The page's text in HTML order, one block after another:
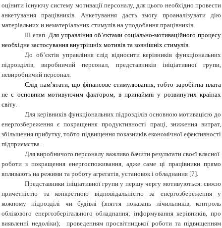
оцінити існуючу систему мотивації персоналу, для цього необхідно провести
анкетування працівників. Анкетування дасть змогу проаналізувати дію
матеріальних и нематеріальних стимулів на уподобання працівників.
ІІІ етап.Для управління об’єктами соціально-мотиваційного процесу
необхідне застосування внутрішніх мотивів та зовнішніх стимулів.
До об’єктів управління слід відносити керівників функціональних
підрозділів, виробничий персонал, представників ініціативної групи,
невиробничий персонал.
Слід пам’ятати, що фінансове стимулювання, тобто заробітна плата
не є основним мотивуючим фактором, в принаймні у розвинутих країнах
світу.
Для керівників функціональних підрозділів основною мотивацією до
енергозбереження є покращення продуктивності праці, зниження витрат,
збільшення прибутку, тобто підвищення показників економічної ефективності
підприємства.
Для виробничого персоналу важливо бачити результати своєї власної
роботи з покращення енергоспоживання, адже саме ці працівники прямо
впливають на режими та роботу агрегатів, установок і обладнання [7].
Представники ініціативної групи у першу чергу мотивуються: своєю
причетністю та конкретною відповідальністю за енергозбереження у
кожному підрозділі чи будівлі (зняття показань лічильників, контроль
облікового енергозберігального обладнання; інформування керівників, про
виявленні недоліки); проведенням просвітницької роботи та підвищенням